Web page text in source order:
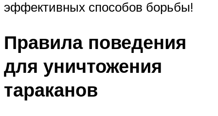
эффективных способов борьбы!
Правила поведения
для уничтожения
тараканов